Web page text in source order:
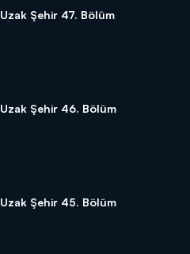
Uzak Şehir 47. Bölüm
Uzak Şehir 46. Bölüm
Uzak Şehir 45. Bölüm